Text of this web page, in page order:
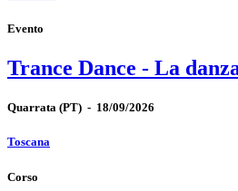
Evento
Trance Dance - La
Quarrata (PT) - 18/09/2026
Toscana
Corso